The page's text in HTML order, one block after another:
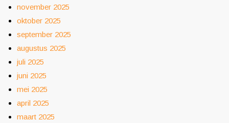
november 2025
oktober 2025
september 2025
augustus 2025
juli 2025
juni 2025
mei 2025
april 2025
maart 2025